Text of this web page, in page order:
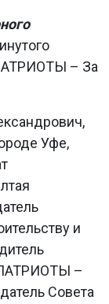
– За
Уфе,
и
–
Совета